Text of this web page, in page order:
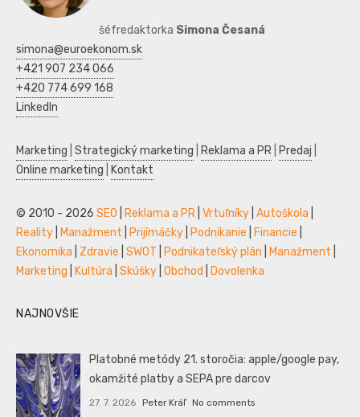
šéfredaktorka Simona Česaná
simona@euroekonom.sk
+421 907 234 066
+420 774 699 168
LinkedIn
Marketing Strategický marketing Reklama a PR Predaj
Online marketing
Kontakt
© 2010 - 2026 SEO Reklama a PR Vrtuľníky Autoškola
Reality
Manažment Prijímáčky Podnikanie Financie
Ekonomika
Zdravie SWOT Podnikateľský plán Manažment
Marketing
Kultúra Skúšky Obchod Dovolenka
NAJNOVŠIE
Platobné metódy 21. storočia: apple/google pay,
okamžité platby a SEPA pre darcov
27. 7. 2026 Peter Kráľ No comments